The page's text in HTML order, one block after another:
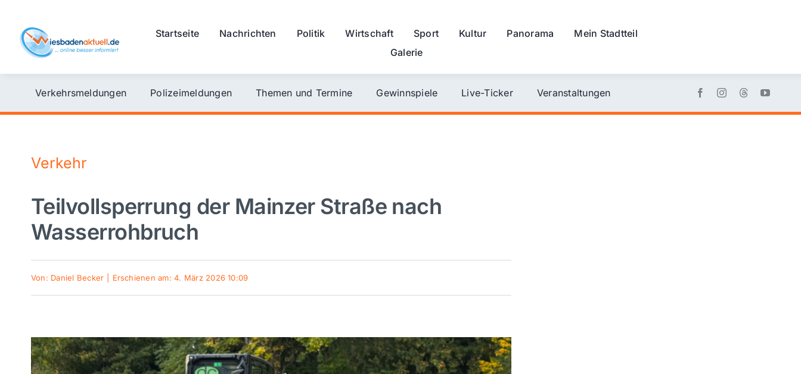
content
Startseite Nachrichten Politik Wirtschaft Sport Kultur Panorama
Mein Stadtteil
Galerie
Verkehrsmeldungen Polizeimeldungen Themen und Termine Gewinnspiele Live-Ticker Veranstaltungen
Verkehr
Teilvollsperrung der Mainzer Straße nach
Wasserrohbruch
Von: Daniel Becker Erschienen am: 4. März 2026 10:09